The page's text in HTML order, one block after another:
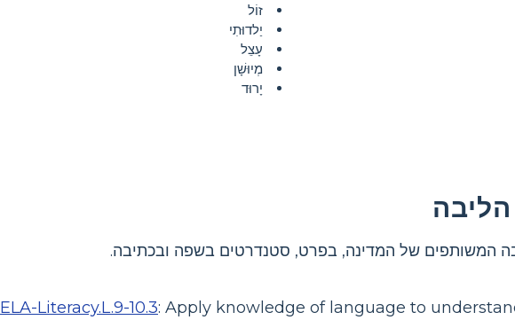
זוֹל
יַלדוּתִי
עָצֵל
מְיוּשָׁן
יָרוּד
המשותפים של המדינה, בפרט, סטנדרטים בשפה ובכתיבה.
ELA-Literacy.L.9-10.3: Apply knowledge of language to